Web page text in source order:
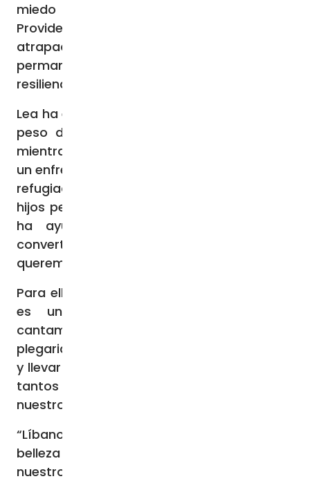
miedo e incertidumbre, dependiendo de la
Providencia”, confiesa Lea. “Estamos
atrapados en un túnel oscuro, pero
permanecemos en nuestra tierra con
resiliencia”.
Lea ha experimentado en su propia carne el
peso de la tragedia: perdió a su esposo
mientras defendía a los más vulnerables en
un enfrentamiento armado en un campo de
refugiados, quedándose sola con cuatro
hijos pequeños. Sin embargo, “el canto nos
ha ayudado a superar el dolor y a
convertirlo en un mensaje para el mundo:
queremos la paz”.
Para ella y su coro, cantar no es solo arte,
es una forma de oración. “Cuando
cantamos – explica Lea – es como una
plegaria. Es nuestra manera de alzar la voz
y llevar un mensaje al mundo: hemos hecho
tantos sacrificios para vivir en paz. Este es
nuestro deseo y nuestra plegaria”.
“Líbano es un país pequeño, pero lleno de
belleza y hospitalidad. Esperamos que
nuestros amigos de todo el mundo puedan